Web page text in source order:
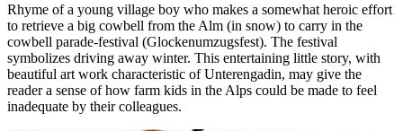
Rhyme of a young village boy who makes a somewhat heroic effort
to retrieve a big cowbell from the Alm (in snow) to carry in the
cowbell parade-festival (Glockenumzugsfest). The festival
symbolizes driving away winter. This entertaining little story, with
beautiful art work characteristic of Unterengadin, may give the
reader a sense of how farm kids in the Alps could be made to feel
inadequate by their colleagues.